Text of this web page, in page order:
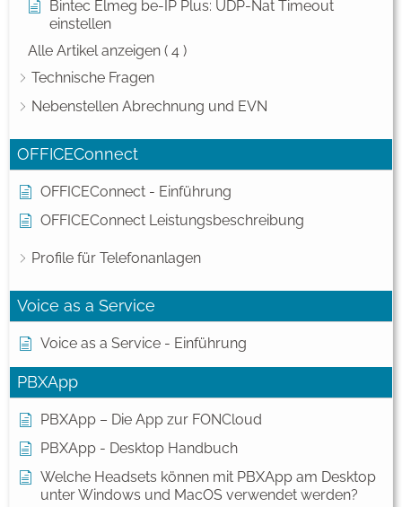
Bintec Elmeg be-IP Plus: UDP-Nat Timeout
einstellen
Alle Artikel anzeigen ( 4 )
Technische Fragen
Nebenstellen Abrechnung und EVN
OFFICEConnect
OFFICEConnect - Einführung
OFFICEConnect Leistungsbeschreibung
Profile für Telefonanlagen
Voice as a Service
Voice as a Service - Einführung
PBXApp
PBXApp – Die App zur FONCloud
PBXApp - Desktop Handbuch
Welche Headsets können mit PBXApp am Desktop
unter Windows und MacOS verwendet werden?